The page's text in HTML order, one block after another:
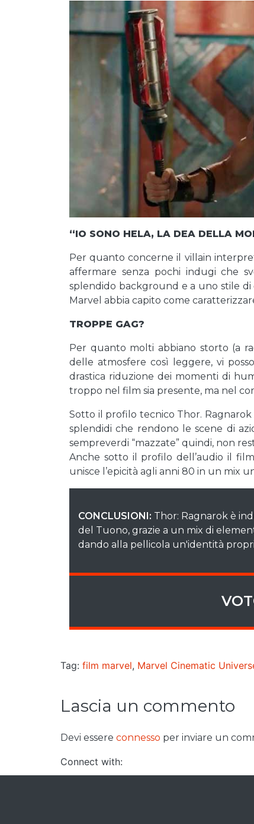
“IO SONO HELA, LA DEA DELLA
Per quanto concerne il villain
affermare senza pochi indugi che
splendido background e a uno stile
Marvel abbia capito come
TROPPE GAG?
Per quanto molti abbiano storto (a
delle atmosfere così leggere, vi
drastica riduzione dei momenti di
troppo nel film sia presente, ma nel
Sotto il profilo tecnico Thor.
splendidi che rendono le scene di
sempreverdi “mazzate” quindi, non
Anche sotto il profilo dell’audio il
unisce l’epicità agli anni 80 in un mix
CONCLUSIONI: Thor: Ragnarok è
del Tuono, grazie a un mix di
dando alla pellicola un'identità
Tag: film marvel, Marvel Cinematic
Lascia un commento
Devi essere connesso per inviare un
Connect with: